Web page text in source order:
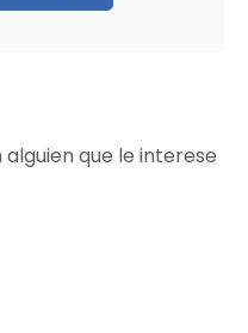
que le interese